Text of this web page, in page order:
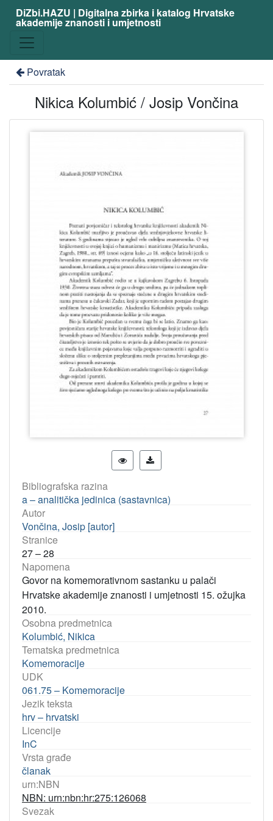
DiZbi.HAZU | Digitalna zbirka i katalog Hrvatske
akademije znanosti i umjetnosti
Povratak
Nikica Kolumbić / Josip Vončina
Bibliografska razina
a – analitička jedinica (sastavnica)
Autor
Vončina, Josip [autor]
Stranice
27 – 28
Napomena
Govor na komemorativnom sastanku u palači
Hrvatske akademije znanosti i umjetnosti 15. ožujka
2010.
Osobna predmetnica
Kolumbić, Nikica
Tematska predmetnica
Komemoracije
UDK
061.75 – Komemoracije
Jezik teksta
hrv – hrvatski
Licencije
InC
Vrsta građe
članak
urn:NBN
NBN: urn:nbn:hr:275:126068
Svezak